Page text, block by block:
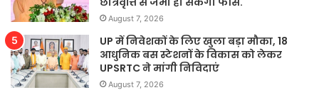
August 7, 2026
UP में निवेशकों के लिए खुला बड़ा मौका, 18
आधुनिक बस स्टेशनों के विकास को लेकर
UPSRTC ने मांगी निविदाएं
August 7, 2026